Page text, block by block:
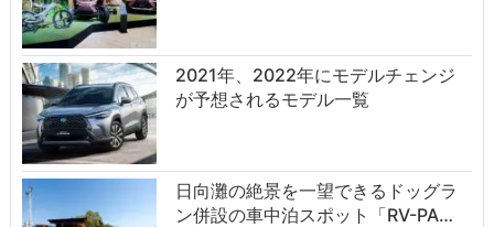
2021年、2022年にモデルチェンジ
が予想されるモデル一覧
日向灘の絶景を一望できるドッグラ
ン併設の車中泊スポット「RV-PA…